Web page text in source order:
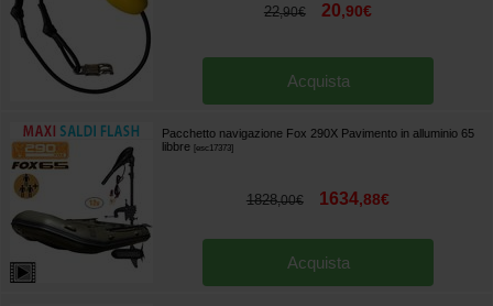
22,90€ 20,90€
Acquista
Pacchetto navigazione Fox 290X Pavimento in alluminio 65
libbre [esc17373]
1828,00€ 1634,88€
Acquista